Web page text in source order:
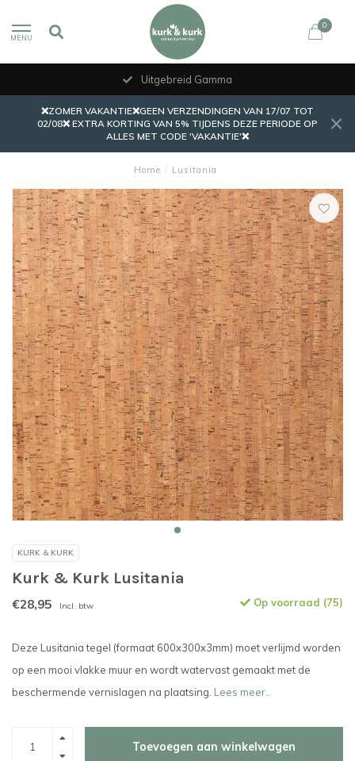
MENU
0
Uitgebreid Gamma
❌ZOMER VAKANTIE❌GEEN VERZENDINGEN VAN 17/07 TOT
02/08❌ EXTRA KORTING VAN 5% TIJDENS DEZE PERIODE OP
ALLES MET CODE 'VAKANTIE'❌
Home / Lusitania
KURK & KURK
Kurk & Kurk Lusitania
€28,95 Incl. btw Op voorraad (75)
Deze Lusitania tegel (formaat 600x300x3mm) moet verlijmd worden
op een mooi vlakke muur en wordt watervast gemaakt met de
beschermende vernislagen na plaatsing. Lees meer..
Toevoegen aan winkelwagen